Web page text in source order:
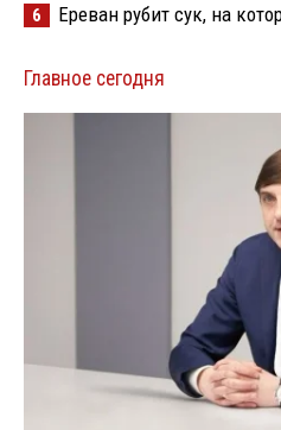
6 Ереван рубит сук, на
Главное сегодня